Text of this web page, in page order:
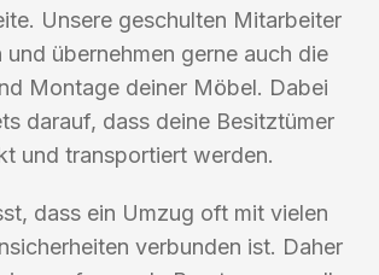
Unsere geschulten Mitarbeiter
und übernehmen gerne auch die
Montage deiner Möbel. Dabei
darauf, dass deine Besitztümer
und transportiert werden.
dass ein Umzug oft mit vielen
verbunden ist. Daher